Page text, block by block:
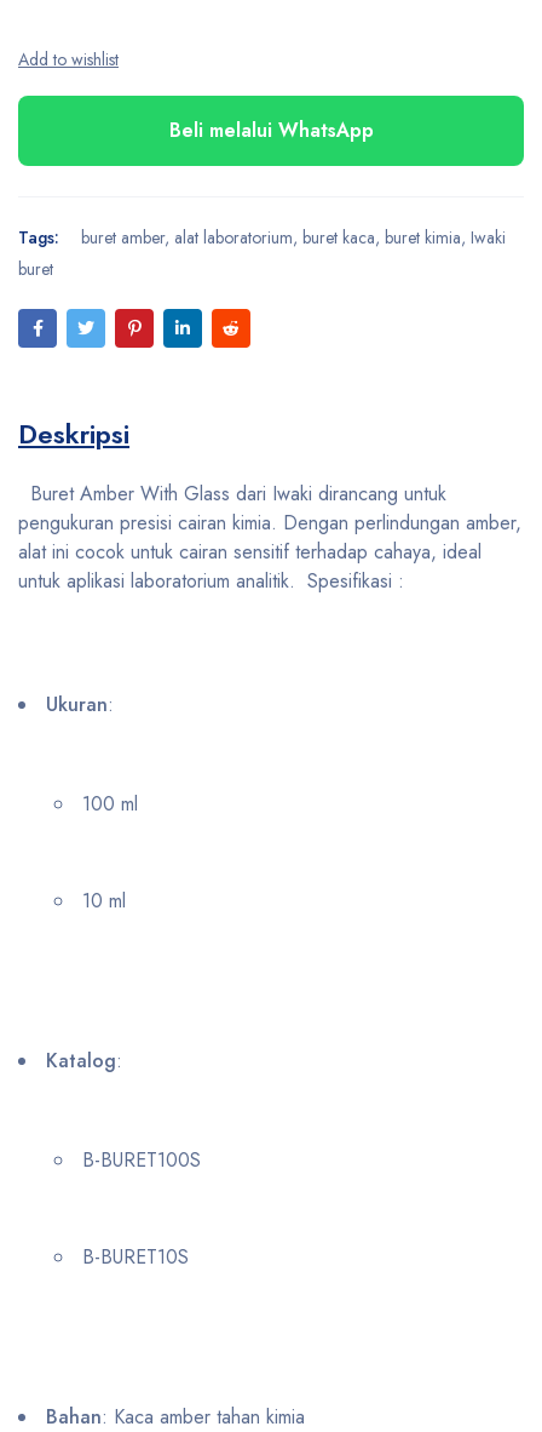
Beli melalui WhatsApp
Tags: buret amber, alat laboratorium, buret kaca, buret kimia, Iwaki
buret
Deskripsi
Buret Amber With Glass dari Iwaki dirancang untuk
pengukuran presisi cairan kimia. Dengan perlindungan amber,
alat ini cocok untuk cairan sensitif terhadap cahaya, ideal
untuk aplikasi laboratorium analitik. Spesifikasi :
Ukuran:
100 ml
10 ml
Katalog:
B-BURET100S
B-BURET10S
Bahan: Kaca amber tahan kimia